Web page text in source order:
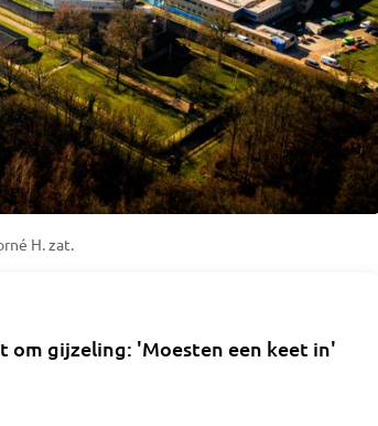
H. zat.
om gijzeling: 'Moesten een keet in'